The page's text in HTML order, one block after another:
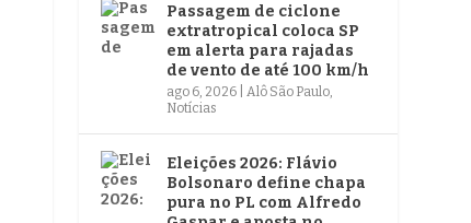
Passagem de ciclone
extratropical coloca SP
em alerta para rajadas
de vento de até 100 km/h
ago 6, 2026 |Alô São Paulo,
Notícias
Eleições 2026: Flávio
Bolsonaro define chapa
pura no PL com Alfredo